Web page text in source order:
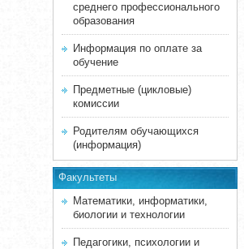
среднего профессионального
образования
Информация по оплате за
обучение
Предметные (цикловые)
комиссии
Родителям обучающихся
(информация)
Факультеты
Математики, информатики,
биологии и технологии
Педагогики, психологии и